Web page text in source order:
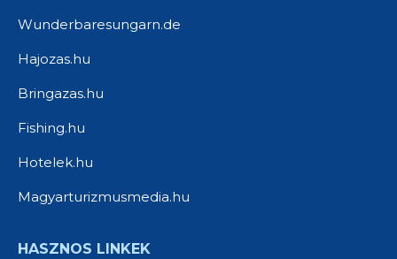
Wunderbaresungarn.de
Hajozas.hu
Bringazas.hu
Fishing.hu
Hotelek.hu
Magyarturizmusmedia.hu
HASZNOS LINKEK